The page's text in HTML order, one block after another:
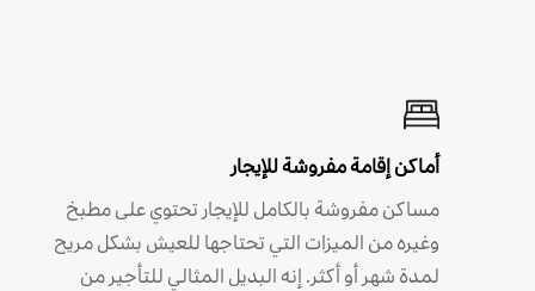
أماكن إقامة مفروشة للإيجار
مساكن مفروشة بالكامل للإيجار تحتوي على مطبخ
وغيره من الميزات التي تحتاجها للعيش بشكل مريح
لمدة شهر أو أكثر. إنه البديل المثالي للتأجير من